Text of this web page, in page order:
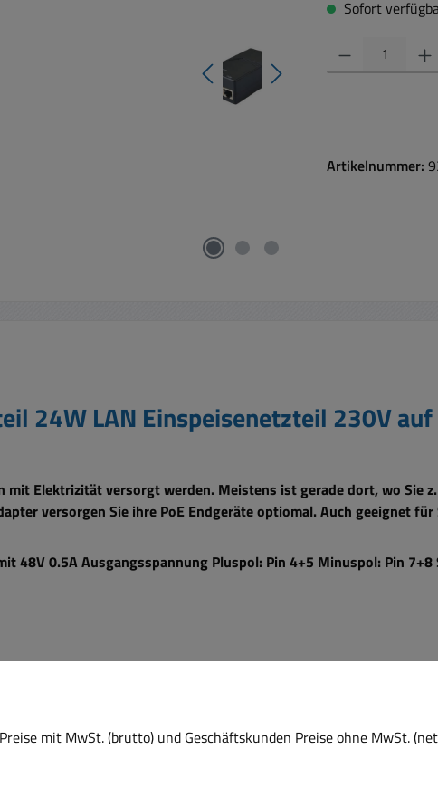
Sofort
Produkt Anzahl:
Artikelnummer:
24W LAN Einspeisenetzteil 230V
Elektrizität versorgt werden. Meistens ist gerade dort, wo Sie
versorgen Sie ihre PoE Endgeräte optiomal. Auch geeignet
mit 48V 0.5A Ausgangsspannung Pluspol: Pin 4+5 Minuspol: Pin
usw.
mit MwSt. (brutto) und Geschäftskunden Preise ohne MwSt.